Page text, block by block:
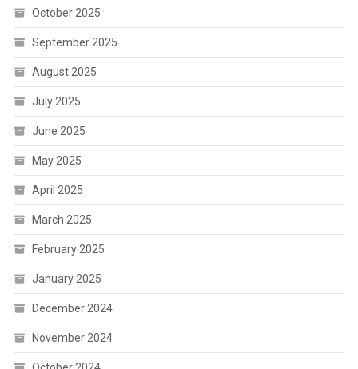
October 2025
September 2025
August 2025
July 2025
June 2025
May 2025
April 2025
March 2025
February 2025
January 2025
December 2024
November 2024